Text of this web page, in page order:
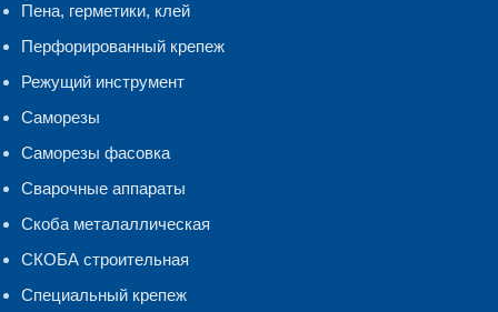
Пена, герметики, клей
Перфорированный крепеж
Режущий инструмент
Саморезы
Саморезы фасовка
Сварочные аппараты
Скоба металаллическая
СКОБА строительная
Специальный крепеж